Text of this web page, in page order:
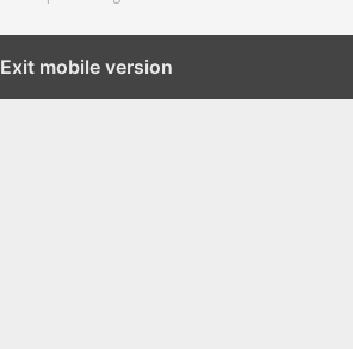
Exit mobile version